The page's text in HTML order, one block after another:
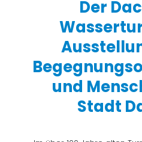
Der
und
Stadt